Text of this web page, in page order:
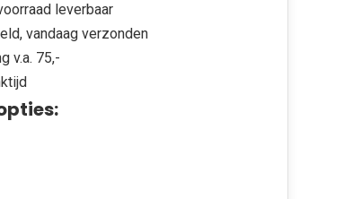
leverbaar
vandaag verzonden
v.a. 75,-